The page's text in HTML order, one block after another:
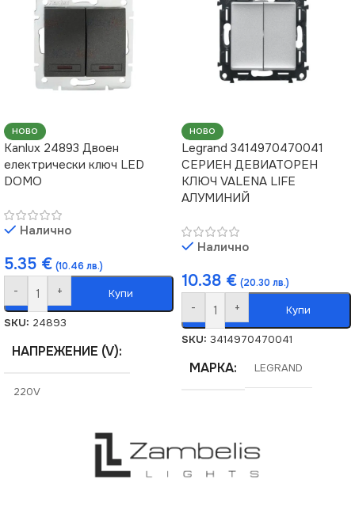
НОВО
Kanlux 24893 Двоен
електрически ключ LED
DOMO
Налично
5.35 € (10.46 лв.)
- + Купи
SKU: 24893
НАПРЕЖЕНИЕ (V)
220V
СТЕПЕН НА ЗАЩИТА
НОВО
Legrand 3414970470041
СЕРИЕН ДЕВИАТОРЕН
КЛЮЧ VALENA LIFE
АЛУМИНИЙ
Налично
10.38 € (20.30 лв.)
- + Купи
SKU: 3414970470041
МАРКА LEGRAND